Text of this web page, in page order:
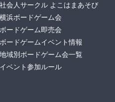
社会人サークル よこはまあそび
横浜ボードゲーム会
ボードゲーム即売会
ボードゲームイベント情報
地域別ボードゲーム会一覧
イベント参加ルール